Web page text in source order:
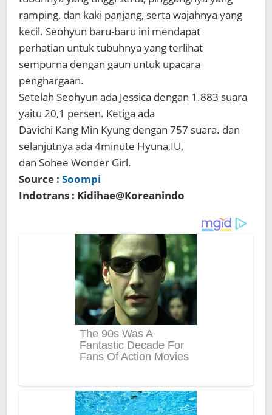
ramping, dan kaki panjang, serta wajahnya yang
kecil. Seohyun baru-baru ini mendapat
perhatian untuk tubuhnya yang terlihat
sempurna dengan gaun untuk upacara
penghargaan.
Setelah Seohyun ada Jessica dengan 1.883 suara
yaitu 20,1 persen. Ketiga ada
Davichi Kang Min Kyung dengan 757 suara. dan
selanjutnya ada 4minute Hyuna,IU,
dan Sohee Wonder Girl.
Source : Soompi
Indotrans : Kidihae@Koreanindo